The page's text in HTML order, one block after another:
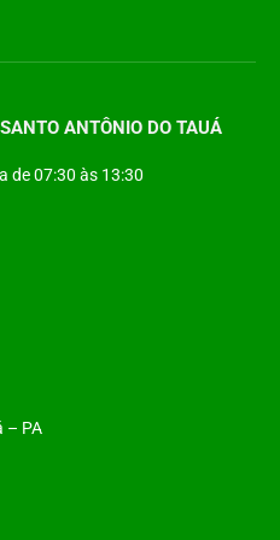
ANTÔNIO DO TAUÁ
de 07:30 às 13:30
– PA